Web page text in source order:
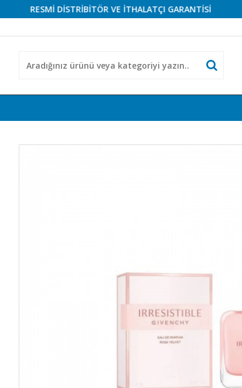
RESMİ DİSTRİBİTÖR VE İTHALATÇI GARANTİSİ